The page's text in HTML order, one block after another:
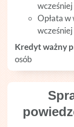
Opłata w
wcześniej
Kredyt ważny
osób